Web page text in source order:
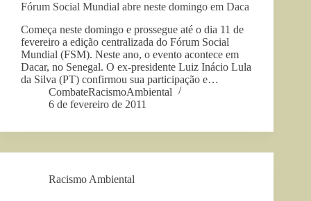
Fórum Social Mundial abre neste domingo em Daca
Começa neste domingo e prossegue até o dia 11 de
fevereiro a edição centralizada do Fórum Social
Mundial (FSM). Neste ano, o evento acontece em
Dacar, no Senegal. O ex-presidente Luiz Inácio Lula
da Silva (PT) confirmou sua participação e…
CombateRacismoAmbiental
6 de fevereiro de 2011
Racismo Ambiental